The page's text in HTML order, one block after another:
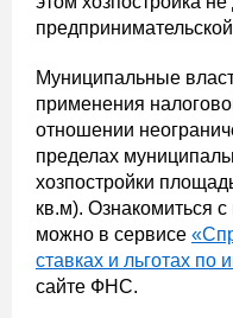
Муниципальные
применения
отношении
пределах
хозпостройки
кв.м). Ознакомиться
можно в сервисе
ставках и льготах
сайте ФНС.